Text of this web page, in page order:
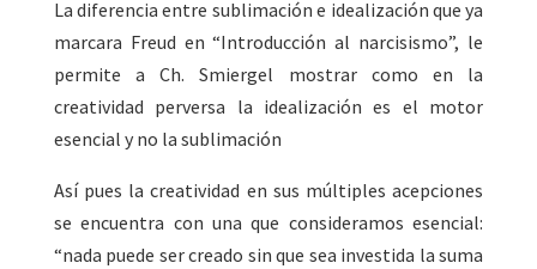
La diferencia entre sublimación e idealización que ya
marcara Freud en “Introducción al narcisismo”, le
permite a Ch. Smiergel mostrar como en la
creatividad perversa la idealización es el motor
esencial y no la sublimación
Así pues la creatividad en sus múltiples acepciones
se encuentra con una que consideramos esencial:
“nada puede ser creado sin que sea investida la suma